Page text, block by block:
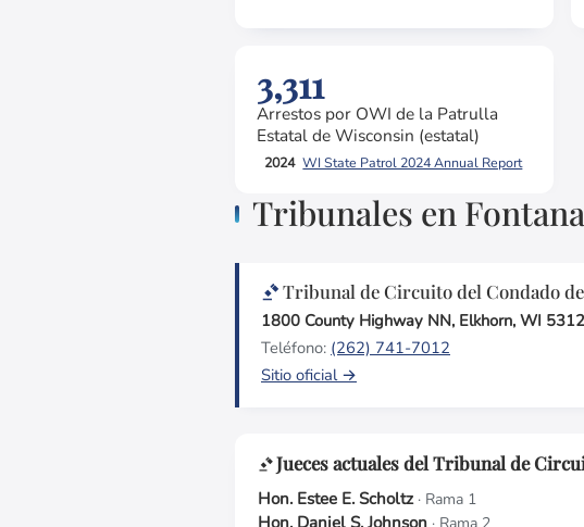
3,311
Arrestos por OWI de la Patrulla
Estatal de Wisconsin (estatal)
2024 WI State Patrol 2024 Annual Report
Tribunales en Fontana
Tribunal de Circuito del Condado
1800 County Highway NN, Elkhorn, WI
Teléfono: (262) 741-7012
Sitio oficial →
Jueces actuales del Tribunal de
Hon. Estee E. Scholtz · Rama 1